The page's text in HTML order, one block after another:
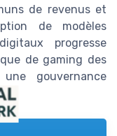
de revenus et
de modèles
progresse
de gaming des
gouvernance